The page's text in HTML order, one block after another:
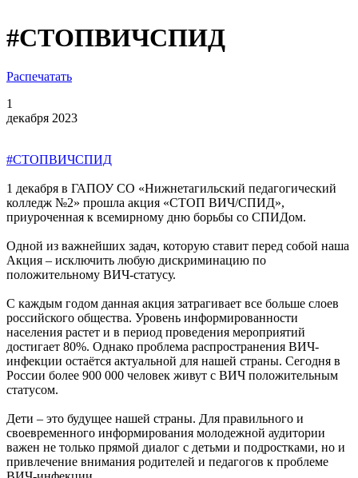
#СТОПВИЧСПИД
Распечатать
1
декабря 2023
#СТОПВИЧСПИД
1 декабря в ГАПОУ СО «Нижнетагильский педагогический
колледж №2» прошла акция «СТОП ВИЧ/СПИД»,
приуроченная к всемирному дню борьбы со СПИДом.
Одной из важнейших задач, которую ставит перед собой наша
Акция – исключить любую дискриминацию по
положительному ВИЧ-статусу.
С каждым годом данная акция затрагивает все больше слоев
российского общества. Уровень информированности
населения растет и в период проведения мероприятий
достигает 80%. Однако проблема распространения ВИЧ-
инфекции остаётся актуальной для нашей страны. Сегодня в
России более 900 000 человек живут с ВИЧ положительным
статусом.
Дети – это будущее нашей страны. Для правильного и
своевременного информирования молодежной аудитории
важен не только прямой диалог с детьми и подростками, но и
привлечение внимания родителей и педагогов к проблеме